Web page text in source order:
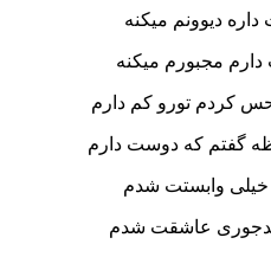
دیوونم میکنه
مجبورم میکنه
کردم تورو کم دارم
گفتم که دوست دارم
وابستت شدم
بدجوری عاشقت شدم